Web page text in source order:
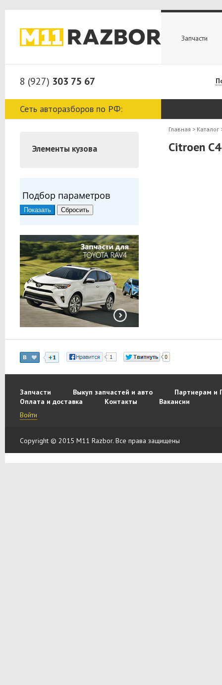
Запчасти
8 (927) 303 75 67
Сеть авторазборов по РФ:
Элементы кузова
Подбор параметров
Главная > Каталог
Citroen
Запчасти Выкуп запчастей и авто
Партнерам и
Оплата и доставка
Контакты
Вакансии
Войти
Copyright © 2015 M11 Razbor. Все права защищены